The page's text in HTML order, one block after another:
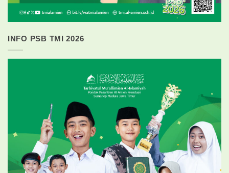
INFO PSB TMI 2026